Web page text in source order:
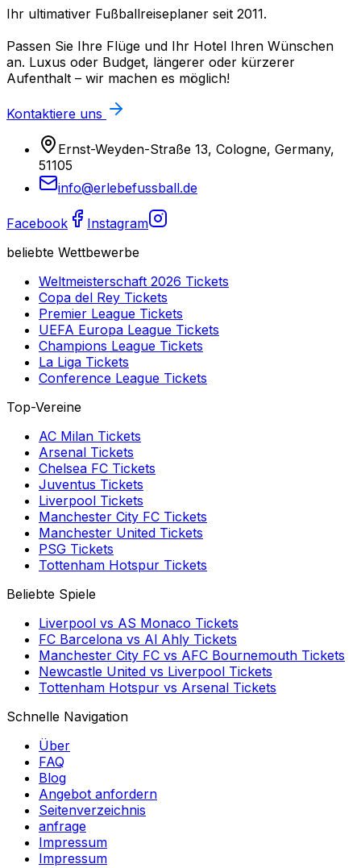
Ihr ultimativer Fußballreiseplaner seit 2011.
Passen Sie Ihre Flüge und Ihr Hotel Ihren Wünschen
an. Luxus oder Budget, längerer oder kürzerer
Aufenthalt – wir machen es möglich!
Kontaktiere uns
Ernst-Weyden-Straße 13, Cologne, Germany,
51105
info@erlebefussball.de
Facebook
Instagram
beliebte Wettbewerbe
Weltmeisterschaft 2026 Tickets
Copa del Rey Tickets
Premier League Tickets
UEFA Europa League Tickets
Champions League Tickets
La Liga Tickets
Conference League Tickets
Top-Vereine
AC Milan Tickets
Arsenal Tickets
Chelsea FC Tickets
Juventus Tickets
Liverpool Tickets
Manchester City FC Tickets
Manchester United Tickets
PSG Tickets
Tottenham Hotspur Tickets
Beliebte Spiele
Liverpool vs AS Monaco Tickets
FC Barcelona vs Al Ahly Tickets
Manchester City FC vs AFC Bournemouth Tickets
Newcastle United vs Liverpool Tickets
Tottenham Hotspur vs Arsenal Tickets
Schnelle Navigation
Über
FAQ
Blog
Angebot anfordern
Seitenverzeichnis
anfrage
Impressum
Impressum